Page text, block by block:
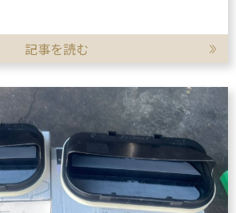
記事を読む